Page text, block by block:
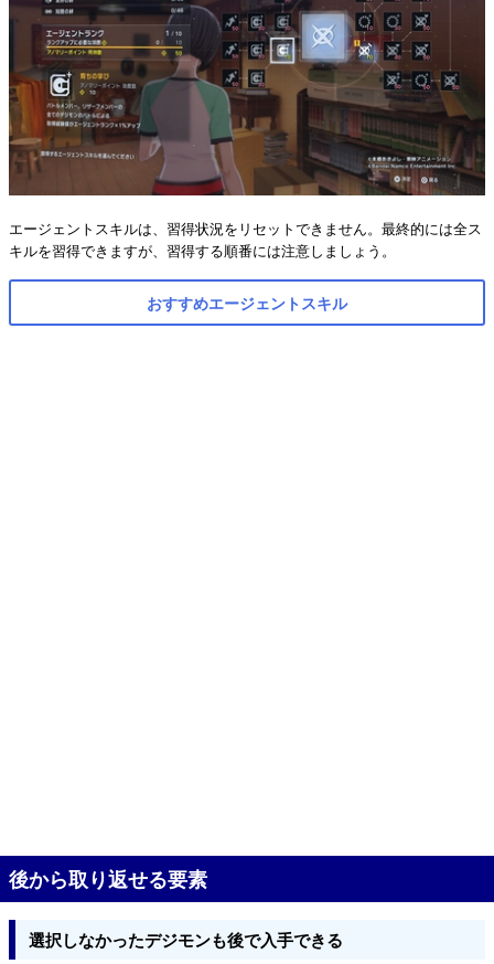
エージェントスキルは、習得状況をリセットできません。最終的には全ス
キルを習得できますが、習得する順番には注意しましょう。
おすすめエージェントスキル
後から取り返せる要素
選択しなかったデジモンも後で入手できる